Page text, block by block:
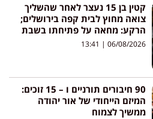
קטין בן 15 נעצר לאחר שהשליך
צואה מחוץ לבית קפה בירושלים;
הרקע: מחאה על פתיחתו בשבת
06/08/2026
90 חיבורים תורניים ו – 15 זוכים:
המיזם הייחודי של אור יהודה
ממשיך לצמוח